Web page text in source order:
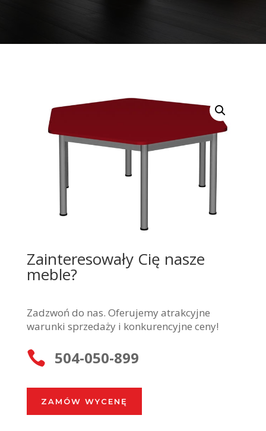
Zainteresowały Cię nasze
meble?
Zadzwoń do nas. Oferujemy atrakcyjne
warunki sprzedaży i konkurencyjne ceny!
 504-050-899
ZAMÓW WYCENĘ